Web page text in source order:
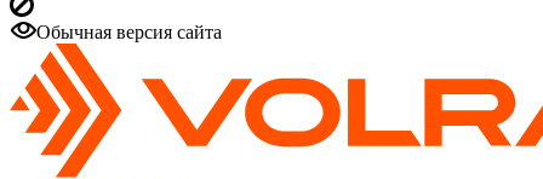
Обычная версия сайта